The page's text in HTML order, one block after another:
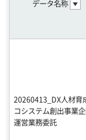
データ名称
20260413_DX人材育
コシステム創出事業
運営業務委託